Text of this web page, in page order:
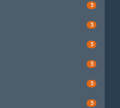
5
5
5
5
5
5